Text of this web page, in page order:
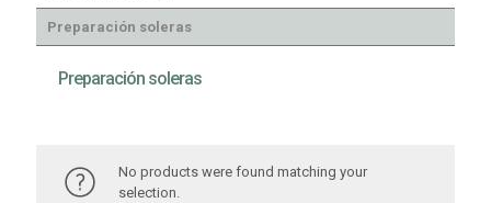
Preparación soleras
Preparación soleras
No products were found matching your
selection.